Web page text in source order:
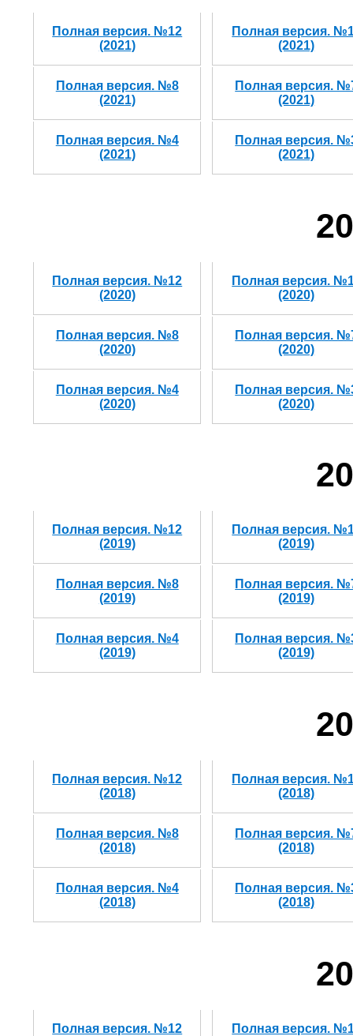
Полная версия. №12
(2021)
Полная версия.
(2021)
Полная версия. №8
(2021)
Полная версия.
(2021)
Полная версия. №4
(2021)
Полная версия.
(2021)
Полная версия. №12
(2020)
Полная версия.
(2020)
Полная версия. №8
(2020)
Полная версия.
(2020)
Полная версия. №4
(2020)
Полная версия.
(2020)
Полная версия. №12
(2019)
Полная версия.
(2019)
Полная версия. №8
(2019)
Полная версия.
(2019)
Полная версия. №4
(2019)
Полная версия.
(2019)
Полная версия. №12
(2018)
Полная версия.
(2018)
Полная версия. №8
(2018)
Полная версия.
(2018)
Полная версия. №4
(2018)
Полная версия.
(2018)
Полная версия. №12
Полная версия.